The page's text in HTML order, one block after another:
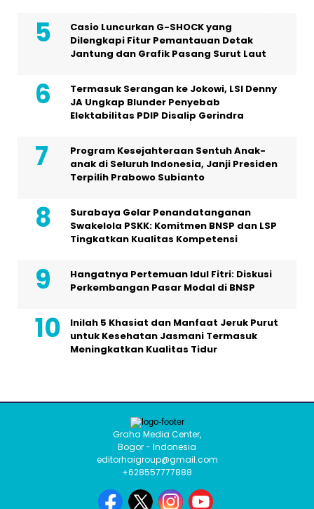
Casio Luncurkan G-SHOCK yang
Dilengkapi Fitur Pemantauan Detak
Jantung dan Grafik Pasang Surut Laut
Termasuk Serangan ke Jokowi, LSI Denny
JA Ungkap Blunder Penyebab
Elektabilitas PDIP Disalip Gerindra
Program Kesejahteraan Sentuh Anak-
anak di Seluruh Indonesia, Janji Presiden
Terpilih Prabowo Subianto
Surabaya Gelar Penandatanganan
Swakelola PSKK: Komitmen BNSP dan LSP
Tingkatkan Kualitas Kompetensi
Hangatnya Pertemuan Idul Fitri: Diskusi
Perkembangan Pasar Modal di BNSP
Inilah 5 Khasiat dan Manfaat Jeruk Purut
untuk Kesehatan Jasmani Termasuk
Meningkatkan Kualitas Tidur
Graha Media Center,
Bogor - Indonesia
editorhaigroup@gmail.com
+628557777888